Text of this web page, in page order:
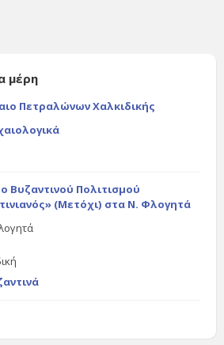
μέρη
Πετραλώνων Χαλκιδικής
Βυζαντινού Πολιτισμού
(Μετόχι) στα Ν. Φλογητά